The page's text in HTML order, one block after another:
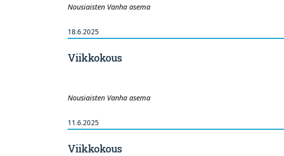
Nousiaisten Vanha asema
18.6.2025
Viikkokous
Nousiaisten Vanha asema
11.6.2025
Viikkokous